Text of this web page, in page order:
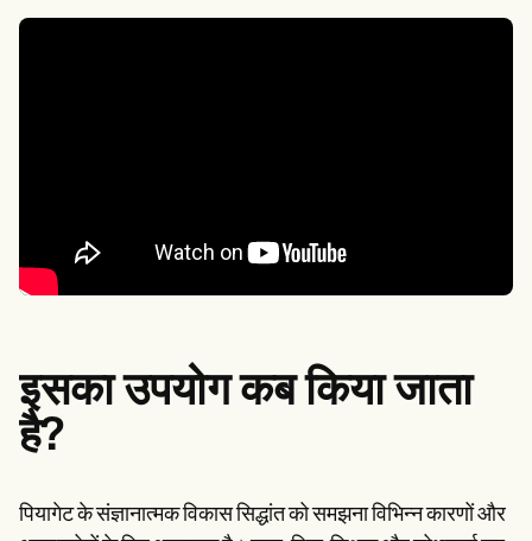
इसका उपयोग कब किया जाता
है?
पियागेट के संज्ञानात्मक विकास सिद्धांत को समझना विभिन्न कारणों और